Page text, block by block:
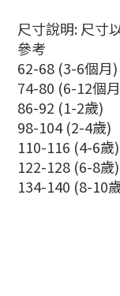
尺寸說明: 尺寸
參考
62-68 (3-6個月)
74-80 (6-12個
86-92 (1-2歲)
98-104 (2-4歲)
110-116 (4-6歲)
122-128 (6-8歲)
134-140 (8-10